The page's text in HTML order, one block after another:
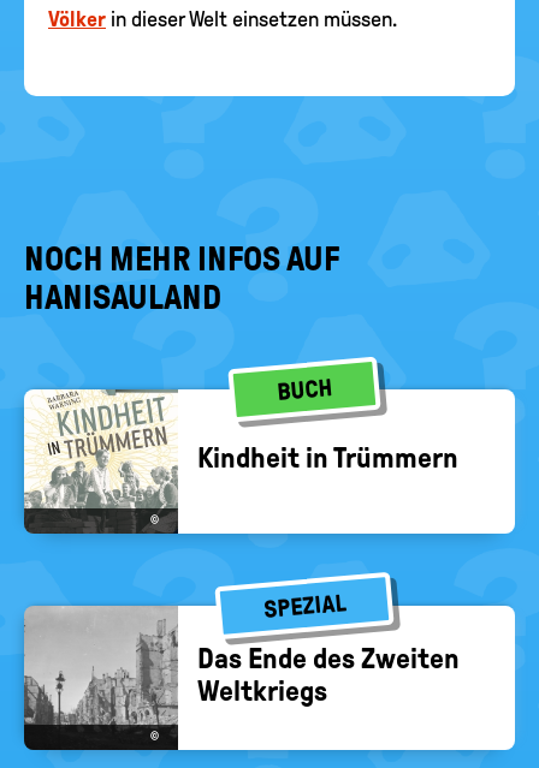
Völker in dieser Welt einsetzen müssen.
NOCH MEHR INFOS AUF
HANISAULAND
BUCH
©
Kind­heit in Trüm­mern
SPEZIAL
©
Das Ende des Zwei­ten
Welt­kriegs